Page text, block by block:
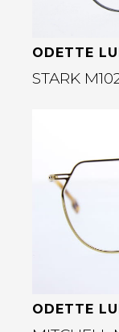
ODETTE
STARK
ODETTE